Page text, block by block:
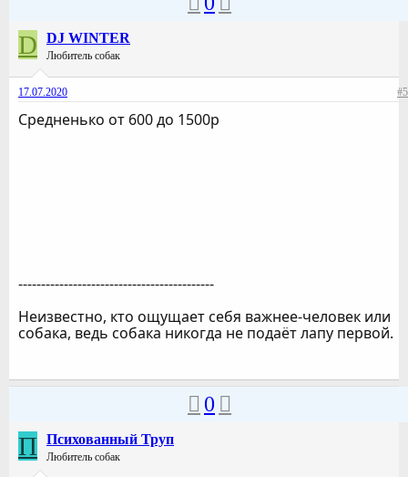
D DJ WINTER
Любитель собак
17.07.2020 #5
Средненько от 600 до 1500р
-------------------------------------------
Неизвестно, кто ощущает себя важнее-человек или
собака, ведь собака никогда не подаёт лапу первой.
0
П Психованный Труп
Любитель собак